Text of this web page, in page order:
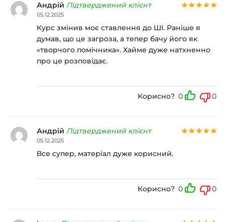
Андрій Підтверджений клієнт
05.12.2025
Курс змінив моє ставлення до ШІ. Раніше я
думав, що це загроза, а тепер бачу його як
«творчого помічника». Хайме дуже натхненно
про це розповідає.
Корисно? 0 0
Андрій Підтверджений клієнт
05.12.2025
Все супер, матеріал дуже корисний.
Корисно? 0 0